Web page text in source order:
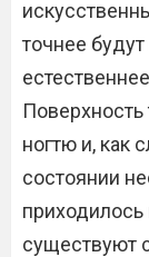
точнее
ногтю и, как
состоянии
приходилось
существуют